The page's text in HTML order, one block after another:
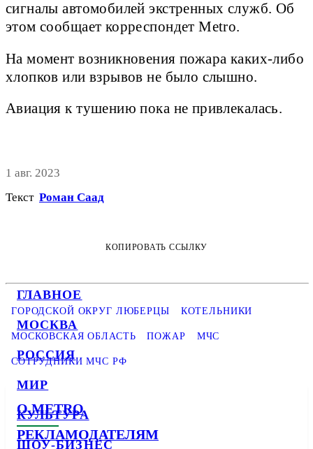
ГЛАВНОЕ
МОСКВА
РОССИЯ
МИР
КУЛЬТУРА
ШОУ-БИЗНЕС
сигналы автомобилей экстренных служб. Об
этом сообщает корреспондет Metro.
На момент возникновения пожара каких-либо
хлопков или взрывов не было слышно.
Авиация к тушению пока не привлекалась.
1 авг. 2023
Текст Роман Саад
КОПИРОВАТЬ ССЫЛКУ
ГОРОДСКОЙ ОКРУГ ЛЮБЕРЦЫ КОТЕЛЬНИКИ
МОСКОВСКАЯ ОБЛАСТЬ ПОЖАР МЧС
СОТРУДНИКИ МЧС РФ
О METRO
РЕКЛАМОДАТЕЛЯМ